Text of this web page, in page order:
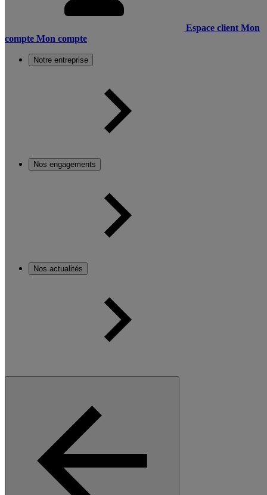
Espace client Mon
compte Mon compte
Notre entreprise
Nos engagements
Nos actualités